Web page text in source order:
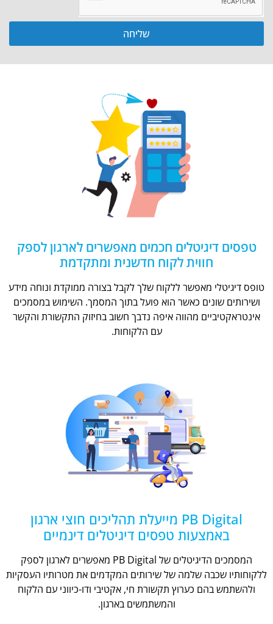
שליחה
טפסים דיגיטלים חכמים מאפשרים לארגון לספק
חווית לקוח חדשנית ומתקדמת
טופס דיגיטלי מאפשר ללקוח שלך לקבל בצורה ממוקדת ונוחה מידע
ושירותים שונים כאשר הוא פועל בתוך המסמך. השימוש במסמכים
אינטראקטיביים מהווה איפה נדבך חשוב בחיזוק התקשורת והקשר
עם הלקוחות.
PB Digital מייעלת תהליכים חוצי ארגון
באמצעות טפסים דיגיטלים דינמיים
המסמכים הדיגיטלים של PB Digital מאפשרים לארגון לספק
ללקוחותיו שכבה שלמה של שירותים המקדמים את מטרותיו העסקיות
ולהשתמש בהם כערוץ תקשורת חי, אקטיבי ודו-כיווני עם הלקוח
והמשתמשים בארגון.